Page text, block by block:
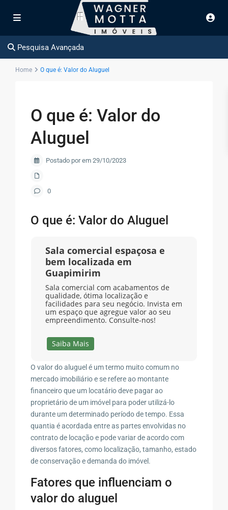
Pesquisa Avançada
Home O que é: Valor do Aluguel
O que é: Valor do
Aluguel
Postado por em 29/10/2023
0
O que é: Valor do Aluguel
Sala comercial espaçosa e
bem localizada em
Guapimirim
Sala comercial com acabamentos de
qualidade, ótima localização e
facilidades para seu negócio. Invista em
um espaço que agregue valor ao seu
empreendimento. Consulte-nos!
Saiba Mais
O valor do aluguel é um termo muito comum no
mercado imobiliário e se refere ao montante
financeiro que um locatário deve pagar ao
proprietário de um imóvel para poder utilizá-lo
durante um determinado período de tempo. Essa
quantia é acordada entre as partes envolvidas no
contrato de locação e pode variar de acordo com
diversos fatores, como localização, tamanho, estado
de conservação e demanda do imóvel.
Fatores que influenciam o
valor do aluguel